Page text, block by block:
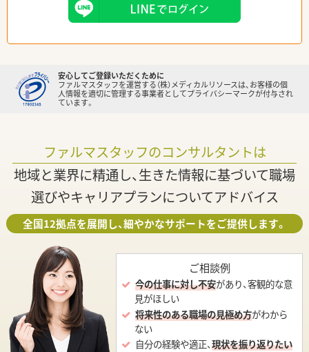
安心してご登録いただくために
ファルマスタッフを運営する（株）メディカルリソースは、お客様の個
人情報を適切に管理する事業者としてプライバシーマークが付与され
ています。
ファルマスタッフのコンサルタントは
地域と業界に精通し、生きた情報に基づいて職場
選びやキャリアプランについてアドバイス
全国12拠点を展開し、細やかなサポートをご提供します。
ご相談例
今の仕事に対し不安があり、客観的な意
見がほしい
将来性のある職場の見極め方がわから
ない
自分の経験や適正、現状を振り返りたい